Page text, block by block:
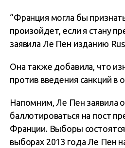
“Франция могла бы
произойдет, если я стану
заявила Ле Пен изданию
Она также добавила, что
против введения санкций в
Напомним, Ле Пен заявила
баллотироваться на пост
Франции. Выборы
выборах 2013 года Ле Пен